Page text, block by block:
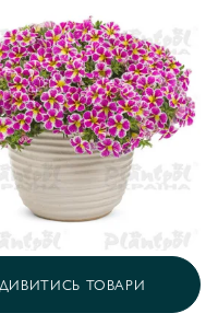
ДИВИТИСЬ ТОВАРИ